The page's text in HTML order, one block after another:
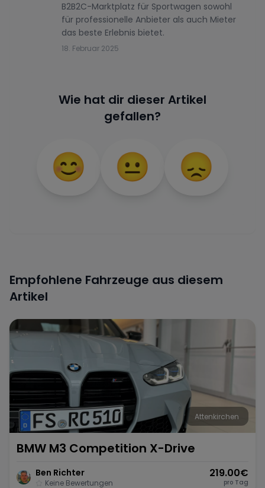
B2B2C-Marktplatz für Sportwagen sowohl
für professionelle Anbieter als auch Mieter
das beste Erlebnis bietet.
18. Februar 2025
Wie hat dir dieser Artikel
gefallen?
😊 😐 😞
Empfohlene Fahrzeuge aus diesem
Artikel
Attenkirchen
BMW M3 Competition X-Drive
Ben Richter
Keine Bewertungen
219.00€
pro Tag